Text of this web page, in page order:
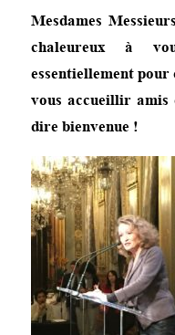
Mesdames
chaleureux à
essentiellement pour
vous accueillir amis
dire bienvenue !